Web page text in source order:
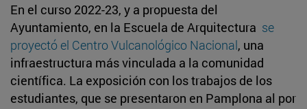
En el curso 2022-23, y a propuesta del
Ayuntamiento, en la Escuela de Arquitectura se
proyectó el Centro Vulcanológico Nacional, una
infraestructura más vinculada a la comunidad
científica. La exposición con los trabajos de los
estudiantes, que se presentaron en Pamplona al por